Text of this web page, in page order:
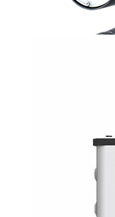
工作站